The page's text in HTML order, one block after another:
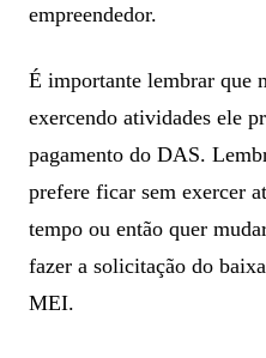
empreendedor.
É importante lembrar que
exercendo atividades ele
pagamento do DAS.
prefere ficar sem exercer
tempo ou então quer
fazer a solicitação do
MEI.